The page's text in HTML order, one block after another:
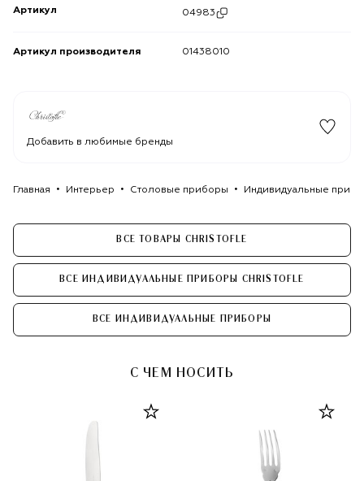
Артикул 04983
Артикул производителя 01438010
Добавить в любимые бренды
Главная Интерьер Столовые приборы Индивидуальные
ВСЕ ТОВАРЫ CHRISTOFLE
ВСЕ ИНДИВИДУАЛЬНЫЕ ПРИБОРЫ CHRISTOFLE
ВСЕ ИНДИВИДУАЛЬНЫЕ ПРИБОРЫ
С ЧЕМ НОСИТЬ